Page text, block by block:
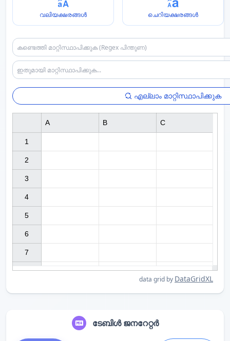
വലിയക്ഷരങ്ങൾ ചെറിയക്ഷരങ്ങൾ
എല്ലാം മാറ്റിസ്ഥാപിക്കുക
1
2
3
4
5
6
7
A B C
data grid by DataGridXL
ടേബിൾ ജനറേറ്റർ